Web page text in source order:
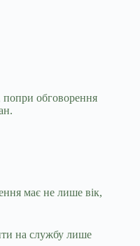
попри обговорення
має не лише вік,
на службу лише